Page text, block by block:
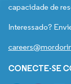
capacidade de
Interessado?
CONECTE-SE